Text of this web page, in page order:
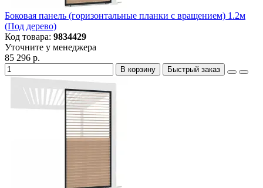
Боковая панель (горизонтальные планки с вращением) 1.2м
(Под дерево)
Код товара: 9834429
Уточните у менеджера
85 296 р.
В корзину Быстрый заказ